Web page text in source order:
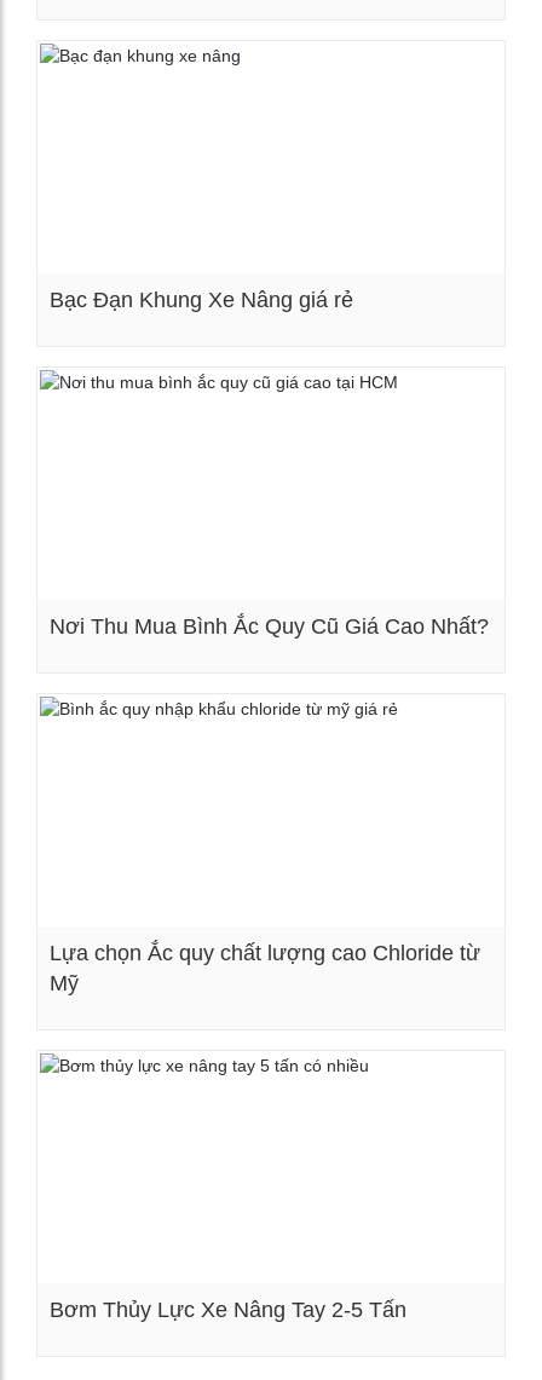
Bạc Đạn Khung Xe Nâng giá rẻ
Nơi Thu Mua Bình Ắc Quy Cũ Giá Cao Nhất?
Lựa chọn Ắc quy chất lượng cao Chloride từ
Mỹ
Bơm Thủy Lực Xe Nâng Tay 2-5 Tấn